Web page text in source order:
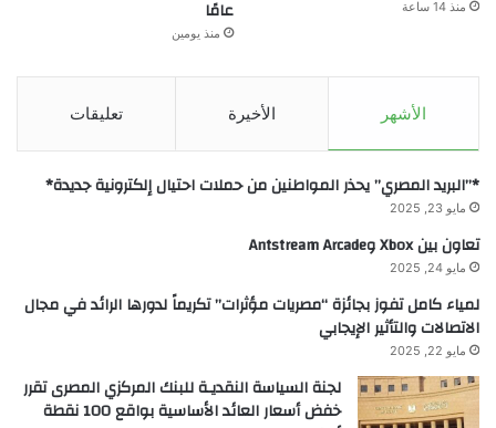
منذ 14 ساعة
عامًا
منذ يومين
الأشهر الأخيرة تعليقات
*”البريد المصري” يحذر المواطنين من حملات احتيال إلكترونية جديدة*
مايو 23, 2025
تعاون بين Xbox وAntstream Arcade
مايو 24, 2025
لمياء كامل تفوز بجائزة “مصريات مؤثرات” تكريماً لدورها الرائد في مجال
الاتصالات والتأثير الإيجابي
مايو 22, 2025
لجنة السياسة النقديـة للبنك المركزي المصرى تقرر
خفض أسعار العائد الأساسية بواقع 100 نقطة